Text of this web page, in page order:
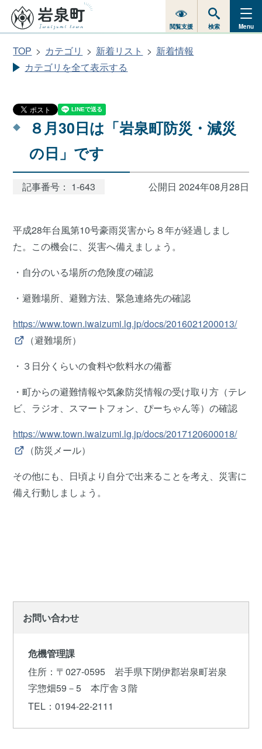
閲覧支援 検索 Menu
TOP カテゴリ 新着リスト
新着情報
カテゴリを全て表示する
８月30日は「岩泉町防災・減災
の日」です
記事番号： 1-643 公開日 2024年08月28日
平成28年台風第10号豪雨災害から８年が経過しまし
た。この機会に、災害へ備えましょう。
・自分のいる場所の危険度の確認
・避難場所、避難方法、緊急連絡先の確認
https://www.town.iwaizumi.lg.jp/docs/2016021200013/
（避難場所）
・３日分くらいの食料や飲料水の備蓄
・町からの避難情報や気象防災情報の受け取り方（テレ
ビ、ラジオ、スマートフォン、ぴーちゃん等）の確認
https://www.town.iwaizumi.lg.jp/docs/2017120600018/
（防災メール）
その他にも、日頃より自分で出来ることを考え、災害に
備え行動しましょう。
お問い合わせ
危機管理課
住所 ：〒027-0595 岩手県下閉伊郡岩泉町岩泉
字惣畑59－5 本庁舎３階
TEL ：0194-22-2111